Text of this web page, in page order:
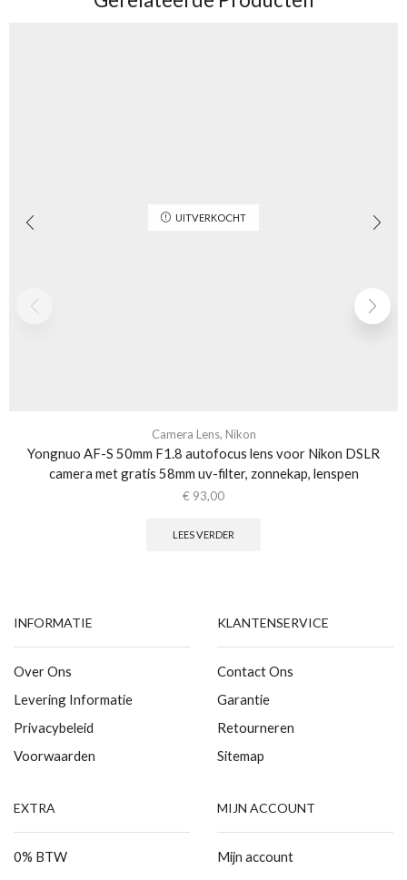
UITVERKOCHT
Camera Lens, Nikon
Yongnuo AF-S 50mm F1.8 autofocus lens voor Nikon DSLR
camera met gratis 58mm uv-filter, zonnekap, lenspen
€ 93,00
LEES VERDER
INFORMATIE
Over Ons
Levering Informatie
Privacybeleid
Voorwaarden
KLANTENSERVICE
Contact Ons
Garantie
Retourneren
Sitemap
EXTRA
0% BTW
MIJN ACCOUNT
Mijn account